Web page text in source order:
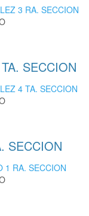
3 RA. SECCION
SECCION
4 TA. SECCION
SECCION
1 RA. SECCION